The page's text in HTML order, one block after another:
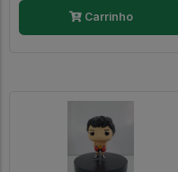
Carrinho